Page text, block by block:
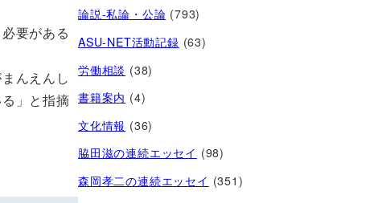
要がある
んえんし
」と指摘
論説-私論・公論 (793)
ASU-NET活動記録 (63)
労働相談 (38)
書籍案内 (4)
文化情報 (36)
脇田滋の連続エッセイ (98)
森岡孝二の連続エッセイ (351)